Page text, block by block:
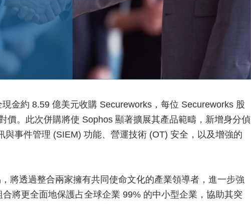
金約 8.59 億美元收購 Secureworks，每位 Secureworks 股
價。此次併購將使 Sophos 顯著擴展其產品範疇，新增身分偵
與事件管理 (SIEM) 功能、營運技術 (OT) 安全，以及增強的
將透過整合兩家擁有共同使命文化的產業領導者，進一步強
將更全面地保護占全球企業 99% 的中小型企業，協助其突